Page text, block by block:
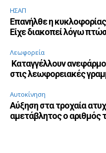
ΗΣΑΠ
Επανήλθε η
Είχε διακοπεί λόγω
Λεωφορεία
Καταγγέλλουν
στις λεωφορειακές
Αυτοκίνηση
Αύξηση στα τροχαία
αμετάβλητος ο αριθμός